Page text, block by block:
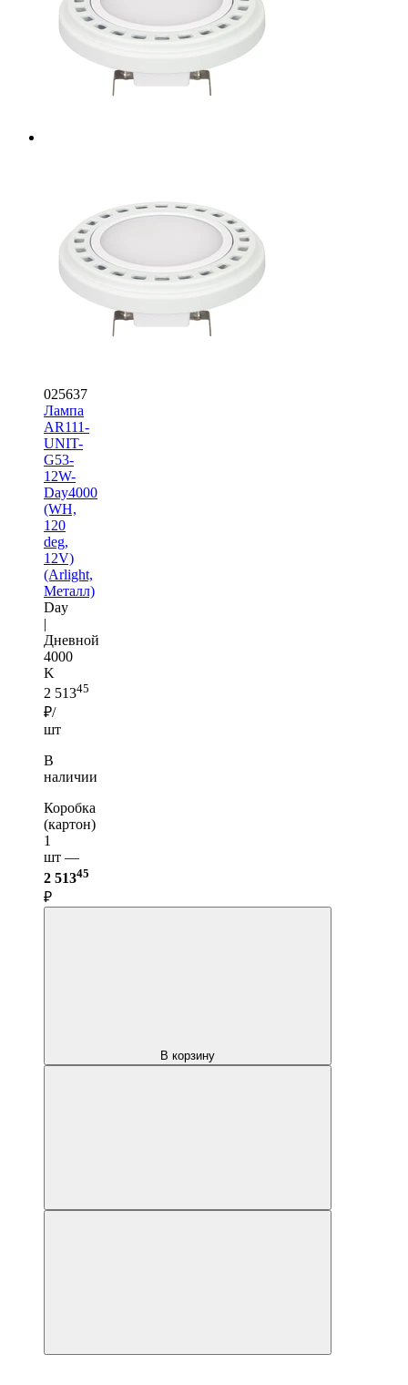
025637
Лампа
AR111-
UNIT-
G53-
12W-
Day4000
(WH,
120
deg,
12V)
(Arlight,
Металл)
Day
|
Дневной
4000
K
2 51345
₽/
шт
В
наличии
Коробка
(картон)
1
шт —
2 51345
₽
В корзину